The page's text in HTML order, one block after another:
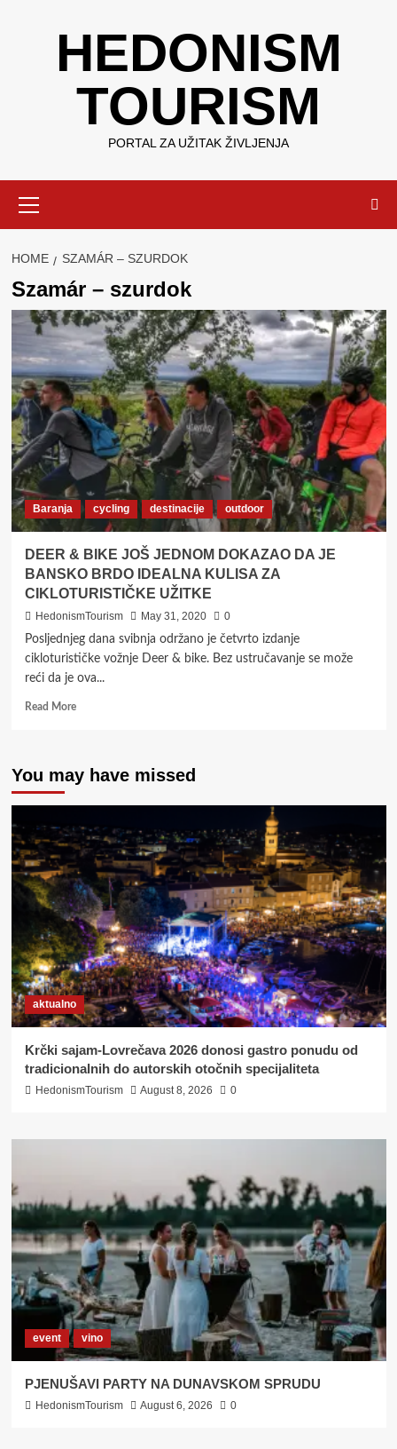
HEDONISM
TOURISM
PORTAL ZA UŽITAK ŽIVLJENJA
Menu
HOME SZAMÁR – SZURDOK
Szamár – szurdok
Baranja cycling destinacije outdoor
DEER & BIKE JOŠ JEDNOM DOKAZAO DA JE
BANSKO BRDO IDEALNA KULISA ZA
CIKLOTURISTIČKE UŽITKE
HedonismTourism May 31, 2020
0
Posljednjeg dana svibnja održano je četvrto izdanje
cikloturističke vožnje Deer & bike. Bez ustručavanje se može
reći da je ova...
Read MoreRead
&
BIKE
JOŠ
DOKAZAO
DA
JE
BANSKO
BRDO
IDEALNA
KULISA
ZA
CIKLOTURISTIČKE
UŽITKE
You may have missed
aktualno
Krčki sajam-Lovrečava 2026 donosi gastro ponudu od
tradicionalnih do autorskih otočnih specijaliteta
HedonismTourism August 8, 2026 0
event vino
PJENUŠAVI PARTY NA DUNAVSKOM SPRUDU
HedonismTourism August 6, 2026 0